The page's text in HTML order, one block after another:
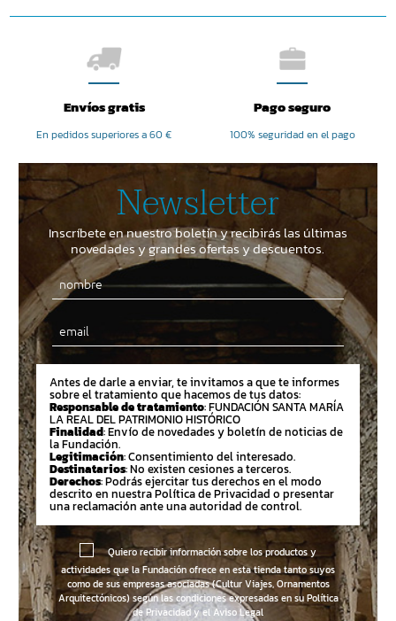
Envíos gratis
En pedidos superiores a 60 €
Pago seguro
100% seguridad en el pago
Newsletter
Inscríbete en nuestro boletín y recibirás las últimas
novedades y grandes ofertas y descuentos.
Email
Antes de darle a enviar, te invitamos a que te informes
sobre el tratamiento que hacemos de tus datos:
Responsable de tratamiento: FUNDACIÓN SANTA MARÍA
LA REAL DEL PATRIMONIO HISTÓRICO
Finalidad: Envío de novedades y boletín de noticias de
la Fundación.
Legitimación: Consentimiento del interesado.
Destinatarios: No existen cesiones a terceros.
Derechos: Podrás ejercitar tus derechos en el modo
descrito en nuestra Política de Privacidad o presentar
una reclamación ante una autoridad de control.
Quiero recibir información sobre los productos y
actividades que la Fundación ofrece en esta tienda tanto suyos
como de sus empresas asociadas (Cultur Viajes, Ornamentos
Arquitectónicos) según las condiciones expresadas en suPolítica
de Privacidad y el Aviso Legal